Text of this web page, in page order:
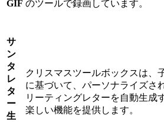
GIF のツールで録画しています。
サ
ン
タ
レ
タ
ー
生
クリスマスツールボックスは、
に基づいて、パーソナライズさ
リーティングレターを自動生成
楽しい機能を提供します。